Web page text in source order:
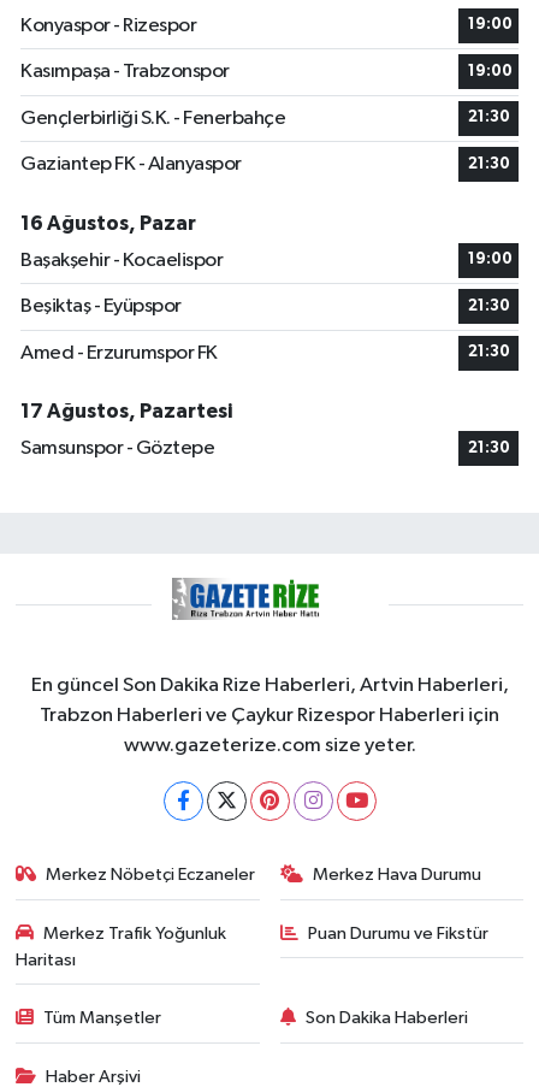
Konyaspor - Rizespor
19:00
Kasımpaşa - Trabzonspor 19:00
Gençlerbirliği S.K. - Fenerbahçe 21:30
Gaziantep FK - Alanyaspor 21:30
16 Ağustos, Pazar
Başakşehir - Kocaelispor
19:00
Beşiktaş - Eyüpspor 21:30
Amed - Erzurumspor FK 21:30
17 Ağustos, Pazartesi
Samsunspor - Göztepe
21:30
En güncel Son Dakika Rize Haberleri, Artvin Haberleri,
Trabzon Haberleri ve Çaykur Rizespor Haberleri için
www.gazeterize.com size yeter.
Merkez Nöbetçi Eczaneler Merkez Hava Durumu
Merkez Trafik Yoğunluk
Haritası
Puan Durumu ve Fikstür
Tüm Manşetler Son Dakika Haberleri
Haber Arşivi